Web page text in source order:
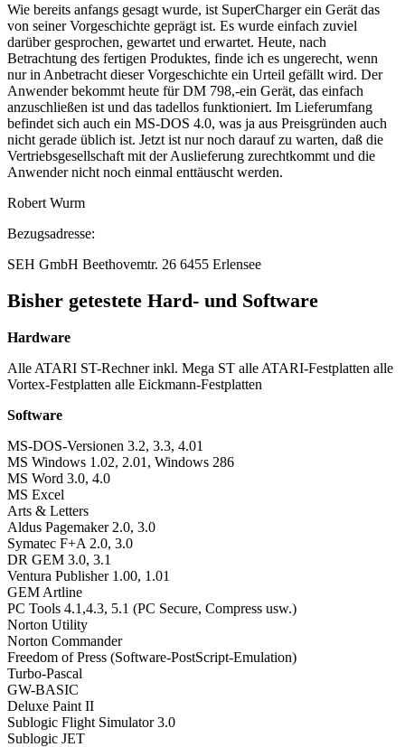
Wie bereits anfangs gesagt wurde, ist SuperCharger ein Gerät das
von seiner Vorgeschichte geprägt ist. Es wurde einfach zuviel
darüber gesprochen, gewartet und erwartet. Heute, nach
Betrachtung des fertigen Produktes, finde ich es ungerecht, wenn
nur in Anbetracht dieser Vorgeschichte ein Urteil gefällt wird. Der
Anwender bekommt heute für DM 798,-ein Gerät, das einfach
anzuschließen ist und das tadellos funktioniert. Im Lieferumfang
befindet sich auch ein MS-DOS 4.0, was ja aus Preisgründen auch
nicht gerade üblich ist. Jetzt ist nur noch darauf zu warten, daß die
Vertriebsgesellschaft mit der Auslieferung zurechtkommt und die
Anwender nicht noch einmal enttäuscht werden.
Robert Wurm
Bezugsadresse:
SEH GmbH Beethovemtr. 26 6455 Erlensee
Bisher getestete Hard- und Software
Hardware
Alle ATARI ST-Rechner inkl. Mega ST alle ATARI-Festplatten alle
Vortex-Festplatten alle Eickmann-Festplatten
Software
MS-DOS-Versionen 3.2, 3.3, 4.01
MS Windows 1.02, 2.01, Windows 286
MS Word 3.0, 4.0
MS Excel
Arts & Letters
Aldus Pagemaker 2.0, 3.0
Symatec F+A 2.0, 3.0
DR GEM 3.0, 3.1
Ventura Publisher 1.00, 1.01
GEM Artline
PC Tools 4.1,4.3, 5.1 (PC Secure, Compress usw.)
Norton Utility
Norton Commander
Freedom of Press (Software-PostScript-Emulation)
Turbo-Pascal
GW-BASIC
Deluxe Paint II
Sublogic Flight Simulator 3.0
Sublogic JET